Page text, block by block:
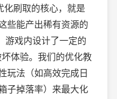
化刷取的核心，就是
些能产出稀有资源的
游戏内设计了一定的
坏体验。我们的优化教
玩法（如高效完成日
子掉落率）来最大化